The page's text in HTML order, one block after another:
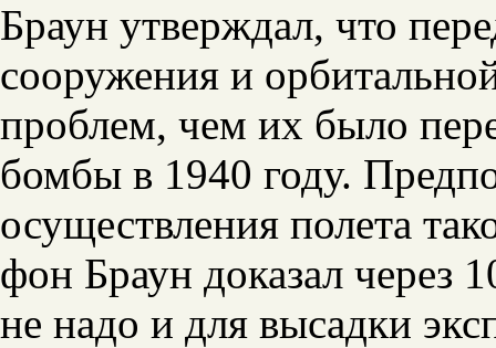
Браун утверждал, что
сооружения и
проблем, чем их было
бомбы в 1940 году.
осуществления полета
фон Браун доказал через
не надо и для высадки